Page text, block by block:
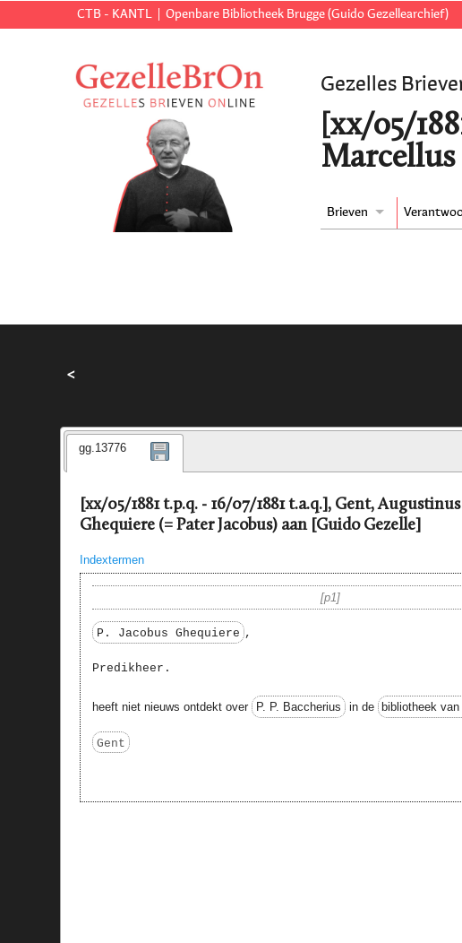
CTB - KANTL Openbare Bibliotheek Brugge (Guido Gezellearchief)
Gezelles
[xx/05/
Marcellus
Brieven
<
gg.13776
[xx/05/1881 t.p.q. - 16/07/1881 t.a.q.], Gent,
Ghequiere (= Pater Jacobus) aan [Guido Gezelle]
Indextermen
p1
P. Jacobus Ghequiere ,
Predikheer.
heeft niet nieuws ontdekt over P. P. Baccherius in de bibliotheek
Gent